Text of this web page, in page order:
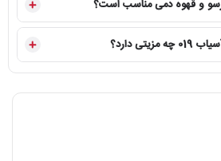
لیوان
اسپرسو،
دارد؟